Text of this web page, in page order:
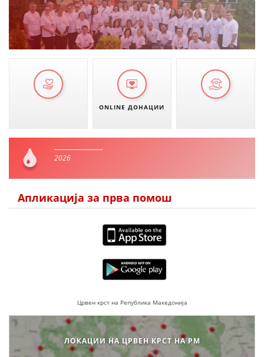
ONLINE ДОНАЦИИ
2026
Апликација за прва помош
Црвен крст на Република Македонија
ЛОКАЦИИ НА ЦРВЕН КРСТ НА РМ